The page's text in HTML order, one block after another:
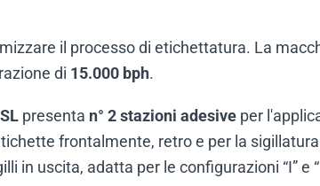
il processo di etichettatura. La
di 15.000 bph.
presenta n° 2 stazioni adesive per
frontalmente, retro e per la
in uscita, adatta per le configurazioni “I” e